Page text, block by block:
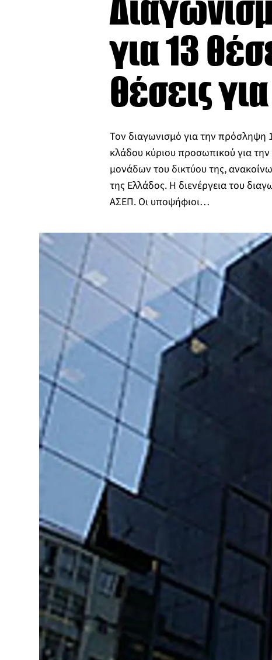
για 13
θέσεις
Τον διαγωνισμό για την πρόσληψη
κλάδου κύριου προσωπικού για
μονάδων του δικτύου της,
της Ελλάδος. Η διενέργεια του
ΑΣΕΠ. Οι υποψήφιοι…